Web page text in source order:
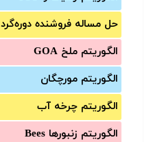
حل مساله فروشنده دوره‌گرد
الگوریتم ملخ GOA
الگوریتم مورچگان
الگوریتم چرخه آب
الگوریتم زنبورها Bees